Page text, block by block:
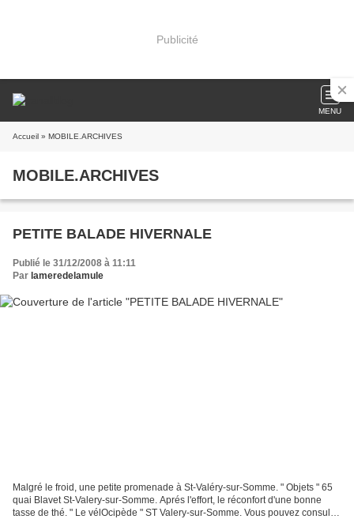
Publicité
MENU
Accueil » MOBILE.ARCHIVES
MOBILE.ARCHIVES
PETITE BALADE HIVERNALE
Publié le 31/12/2008 à 11:11
Par lameredelamule
Malgré le froid, une petite promenade à St-Valéry-sur-Somme. " Objets " 65
quai Blavet St-Valery-sur-Somme. Aprés l'effort, le réconfort d'une bonne
tasse de thé. " Le vélOcipède " ST Valery-sur-Somme. Vous pouvez consulter